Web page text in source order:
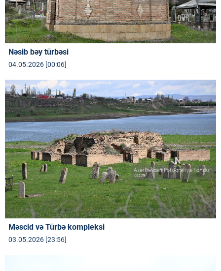
Nəsib bəy türbəsi
04.05.2026 [00:06]
Məscid və Türbə kompleksi
03.05.2026 [23:56]